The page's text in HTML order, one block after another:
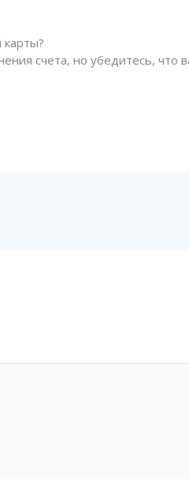
счета, но убедитесь,